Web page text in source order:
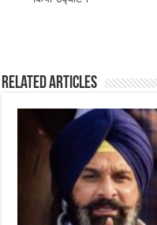
Related Articles